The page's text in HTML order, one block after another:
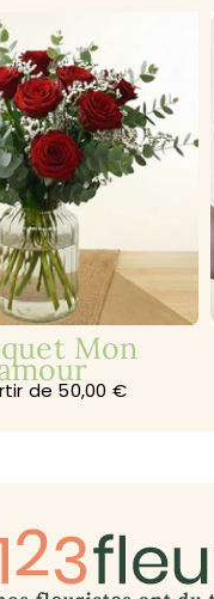
Mon
de 50,00 €